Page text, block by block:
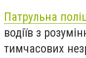
Патрульна
водіїв з
тимчасових